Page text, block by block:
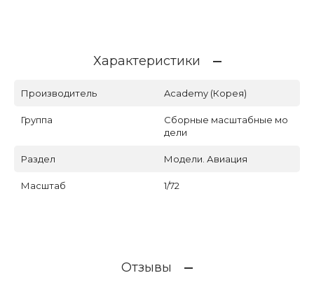
Характеристики
Производитель Academy (Корея)
Группа
Сборные масштабные мо
дели
Раздел Модели. Авиация
Масштаб 1/72
Отзывы